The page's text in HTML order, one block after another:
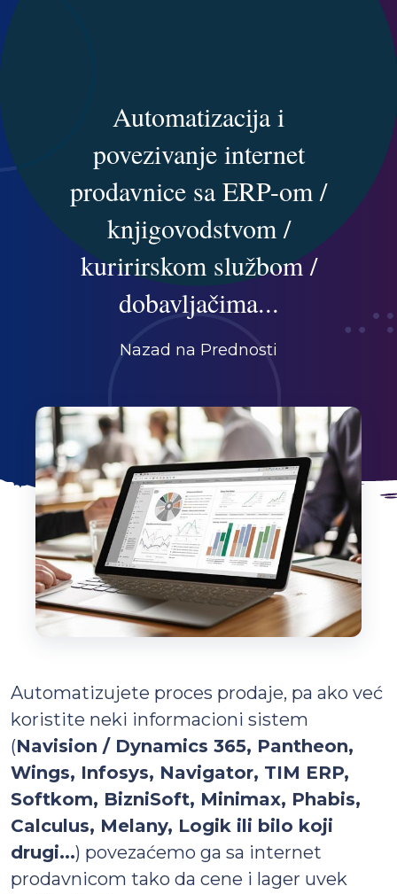
Automatizacija i
povezivanje internet
prodavnice sa ERP-om /
knjigovodstvom /
kuririrskom službom /
dobavljačima...
Nazad na Prednosti
Automatizujete proces prodaje, pa ako već
koristite neki informacioni sistem
(Navision / Dynamics 365, Pantheon,
Wings, Infosys, Navigator, TIM ERP,
Softkom, BizniSoft, Minimax, Phabis,
Calculus, Melany, Logik ili bilo koji
drugi...) povezaćemo ga sa internet
prodavnicom tako da cene i lager uvek